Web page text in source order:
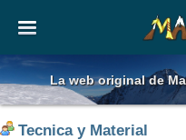
La web original de
Tecnica y Material